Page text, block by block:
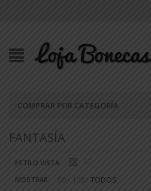
COMPRAR POR CATEGORÍA
FANTASÍA
ESTILO VISTA:
MOSTRAR:
50 100 TODOS